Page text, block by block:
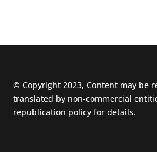
© Copyright 2023, Content may be
translated by non-commercial
republication policy for details.